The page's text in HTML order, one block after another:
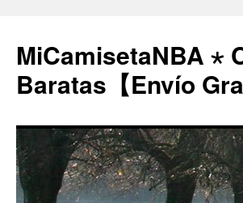
MiCamisetaNBA ⋆
Baratas【Envío